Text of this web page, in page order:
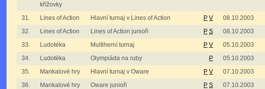
křížovky
31. Lines of Action Hlavní turnaj v Lines of Action P V 08.10.2003
32.
Lines of Action Lines of Action junioři P S 08.10.2003
33.
Ludotéka Multiherní turnaj P V 05.10.2003
34.
Ludotéka Olympiáda na ruby P 05.10.2003
35.
Mankalové hry Hlavní turnaj v Oware P V 07.10.2003
36.
Mankalové hry Oware junioři P S 07.10.2003